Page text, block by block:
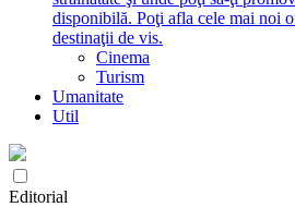
disponibilă. Poţi afla cele mai noi
destinaţii de vis.
Cinema
Turism
Umanitate
Util
Editorial